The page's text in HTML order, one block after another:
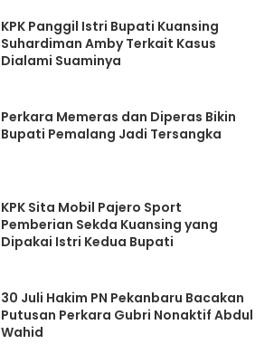
KPK Panggil Istri Bupati Kuansing
Suhardiman Amby Terkait Kasus
Dialami Suaminya
Perkara Memeras dan Diperas Bikin
Bupati Pemalang Jadi Tersangka
KPK Sita Mobil Pajero Sport
Pemberian Sekda Kuansing yang
Dipakai Istri Kedua Bupati
30 Juli Hakim PN Pekanbaru Bacakan
Putusan Perkara Gubri Nonaktif Abdul
Wahid